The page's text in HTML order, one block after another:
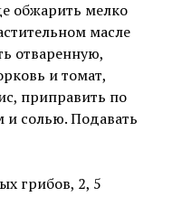
обжарить мелко
масле
отваренную,
и томат,
приправить по
и солью. Подавать
грибов, 2, 5